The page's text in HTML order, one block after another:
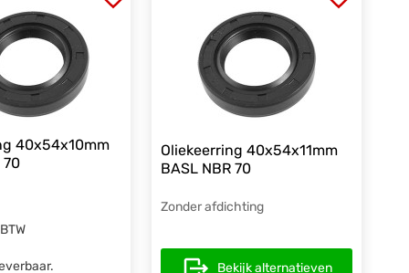
40x54x10mm
70
Oliekeerring 40x54x11mm
BASL NBR 70
Zonder afdichting
Bekijk alternatieven